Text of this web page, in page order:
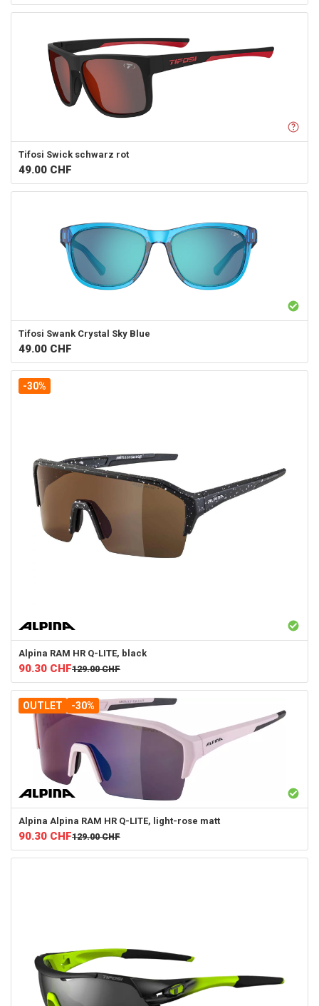
Tifosi Swick schwarz rot
49.00 CHF
Tifosi Swank Crystal Sky Blue
49.00 CHF
-30%
Alpina RAM HR Q-LITE, black
90.30 CHF129.00 CHF
OUTLET -30%
Alpina Alpina RAM HR Q-LITE, light-rose matt
90.30 CHF129.00 CHF